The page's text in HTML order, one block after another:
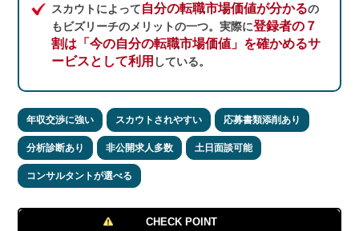
スカウトによって自分の転職市場価値が分かるの
もビズリーチのメリットの一つ。実際に登録者の７
割は「今の自分の転職市場価値」を確かめるサ
ービスとして利用 している。
年収交渉に強い スカウトされやすい 応募書類添削あり
分析診断あり 非公開求人多数 土日面談可能
コンサルタントが選べる
CHECK POINT